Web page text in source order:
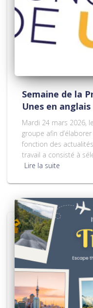
Semaine de la
Unes en anglais
Mardi 24 mars 2026,
groupe afin
fonction des
travail a consisté à
Lire la suite